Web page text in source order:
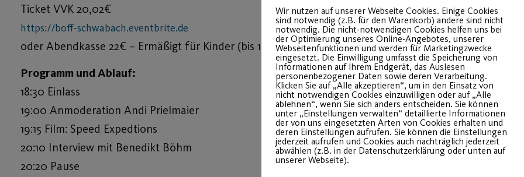
Ticket VVK 20,02€
https://boff-schwabach.eventbrite.de
oder Abendkasse 22€ – Ermäßigt für Kinder (bis 16Jahre) und Senioren: 12€
Programm und Ablauf:
18:30 Einlass
19:00 Anmoderation Andi Prielmaier
19:15 Film: Speed Expedtions
20:10 Interview mit Benedikt Böhm
20:20 Pause
Wir nutzen auf unserer Webseite Cookies. Einige Cookies
sind notwendig (z.B. für den Warenkorb) andere sind nicht
notwendig. Die nicht-notwendigen Cookies helfen uns bei
der Optimierung unseres Online-Angebotes, unserer
Webseitenfunktionen und werden für Marketingzwecke
eingesetzt. Die Einwilligung umfasst die Speicherung von
Informationen auf Ihrem Endgerät, das Auslesen
personenbezogener Daten sowie deren Verarbeitung.
Klicken Sie auf „Alle akzeptieren“, um in den Einsatz von
nicht notwendigen Cookies einzuwilligen oder auf „Alle
ablehnen“, wenn Sie sich anders entscheiden. Sie können
unter „Einstellungen verwalten“ detaillierte Informationen
der von uns eingesetzten Arten von Cookies erhalten und
deren Einstellungen aufrufen. Sie können die Einstellungen
jederzeit aufrufen und Cookies auch nachträglich jederzeit
abwählen (z.B. in der Datenschutzerklärung oder unten auf
unserer Webseite).